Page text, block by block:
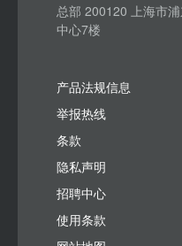
总部 200120 上海市
中心7楼
产品法规信息
举报热线
条款
隐私声明
招聘中心
使用条款